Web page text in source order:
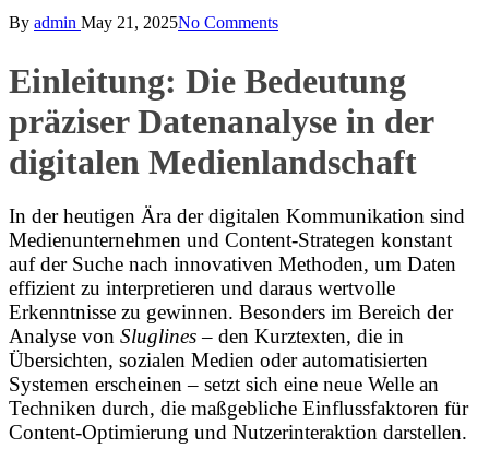
Posted
By admin May 21, 2025No Comments
Einleitung: Die Bedeutung
präziser Datenanalyse in der
digitalen Medienlandschaft
In der heutigen Ära der digitalen Kommunikation sind
Medienunternehmen und Content-Strategen konstant
auf der Suche nach innovativen Methoden, um Daten
effizient zu interpretieren und daraus wertvolle
Erkenntnisse zu gewinnen. Besonders im Bereich der
Analyse von Sluglines– den Kurztexten, die in
Übersichten, sozialen Medien oder automatisierten
Systemen erscheinen – setzt sich eine neue Welle an
Techniken durch, die maßgebliche Einflussfaktoren für
Content-Optimierung und Nutzerinteraktion darstellen.